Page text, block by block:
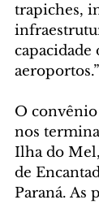
trapiches,
capacidade
O
nos
Ilha do
de
Paraná. As